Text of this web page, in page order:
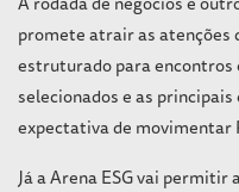
promete atrair as atenções
estruturado para
selecionados e as
expectativa de movimentar
Já a Arena ESG vai permitir